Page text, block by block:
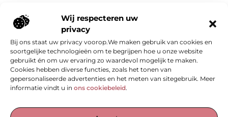
Wij respecteren uw
privacy
Bij ons staat uw privacy voorop.We maken gebruik van cookies en
soortgelijke technologieën om te begrijpen hoe u onze website
gebruikt én om uw ervaring zo waardevol mogelijk te maken.
Cookies hebben diverse functies, zoals het tonen van
gepersonaliseerde advertenties en het meten van sitegebruik. Meer
informatie vindt u in ons cookiebeleid.
Onze informatie